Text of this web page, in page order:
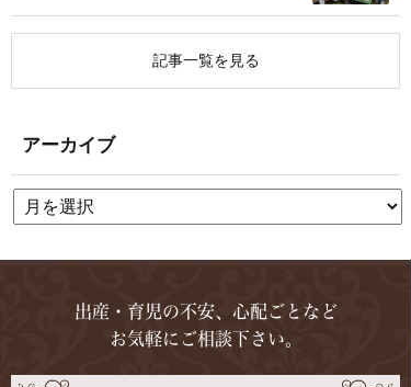
記事一覧を見る
アーカイブ
出産・育児の不安、心配ごとなど
お気軽にご相談下さい。